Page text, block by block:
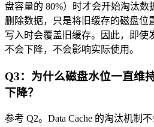
盘容量的 80%）时才会开始淘汰
删除数据，只是将旧缓存的磁盘位
写入时会覆盖旧缓存。因此，即使
不会下降，不会影响实际使用。
Q3：为什么磁盘水位一直维
下降？
参考 Q2。Data Cache 的淘汰机制